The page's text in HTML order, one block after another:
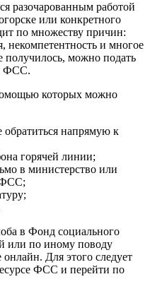
разочарованным работой
или конкретного
по множеству причин:
некомпетентность и многое
получилось, можно подать
ФСС.
которых можно
обратиться напрямую к
горячей линии;
в министерство или
ФСС;
в Фонд социального
или по иному поводу
Для этого следует
ФСС и перейти по